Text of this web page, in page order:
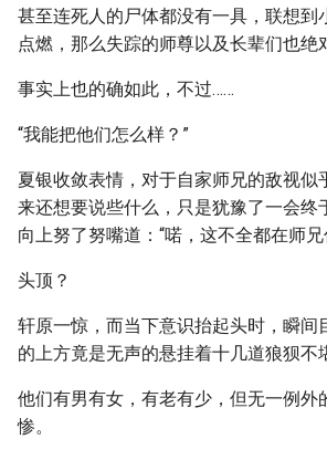
甚至连死人的尸体都没有一具，联想到
点燃，那么失踪的师尊以及长辈们也绝
事实上也的确如此，不过……
“我能把他们怎么样？”
夏银收敛表情，对于自家师兄的敌视似
来还想要说些什么，只是犹豫了一会终
向上努了努嘴道：“喏，这不全都在师
头顶？
轩原一惊，而当下意识抬起头时，瞬间
的上方竟是无声的悬挂着十几道狼狈不
他们有男有女，有老有少，但无一例外
惨。